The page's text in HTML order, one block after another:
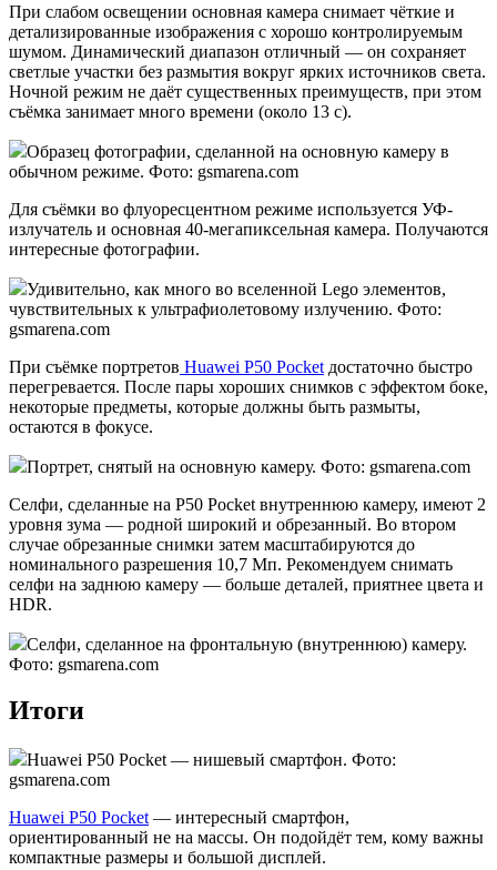
При слабом освещении основная камера снимает чёткие и
детализированные изображения с хорошо контролируемым
шумом. Динамический диапазон отличный — он сохраняет
светлые участки без размытия вокруг ярких источников света.
Ночной режим не даёт существенных преимуществ, при этом
съёмка занимает много времени (около 13 с).
Образец фотографии, сделанной на основную камеру в
обычном режиме. Фото: gsmarena.com
Для съёмки во флуоресцентном режиме используется УФ-
излучатель и основная 40-мегапиксельная камера. Получаются
интересные фотографии.
Удивительно, как много во вселенной Lego элементов,
чувствительных к ультрафиолетовому излучению. Фото:
gsmarena.com
При съёмке портретов Huawei P50 Pocket достаточно быстро
перегревается. После пары хороших снимков с эффектом боке,
некоторые предметы, которые должны быть размыты,
остаются в фокусе.
Портрет, снятый на основную камеру. Фото: gsmarena.com
Селфи, сделанные на P50 Pocket внутреннюю камеру, имеют 2
уровня зума — родной широкий и обрезанный. Во втором
случае обрезанные снимки затем масштабируются до
номинального разрешения 10,7 Мп. Рекомендуем снимать
селфи на заднюю камеру — больше деталей, приятнее цвета и
HDR.
Селфи, сделанное на фронтальную (внутреннюю) камеру.
Фото: gsmarena.com
Итоги
Huawei P50 Pocket — нишевый смартфон. Фото:
gsmarena.com
Huawei P50 Pocket — интересный смартфон,
ориентированный не на массы. Он подойдёт тем, кому важны
компактные размеры и большой дисплей.